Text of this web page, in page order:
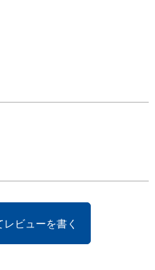
ビューを書く